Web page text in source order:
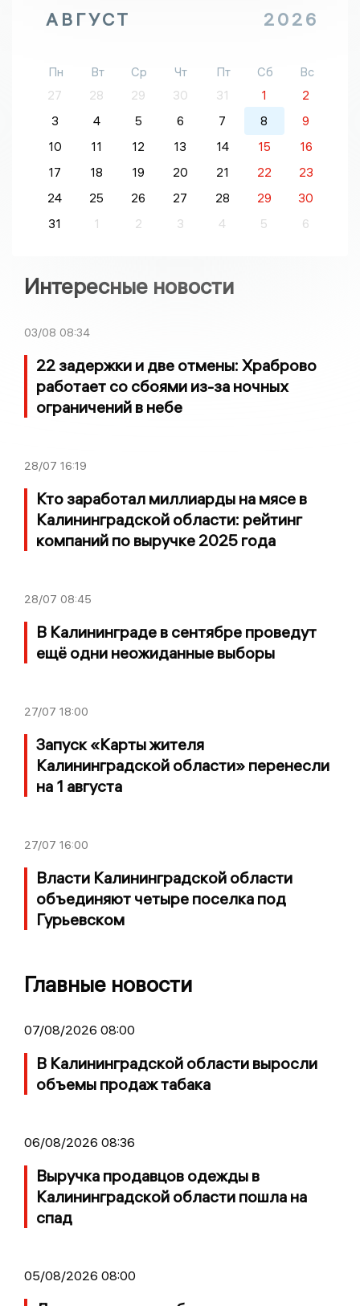
АВГУСТ 2026
Пн Вт Ср Чт Пт Сб
Вс
27
28 29 30 31 1
2
3
4 5 6 7 8
9
10
11 12 13 14 15
16
17
18 19 20 21 22
23
24
25 26 27 28 29
30
31
1 2 3 4 5 6
Интересные новости
03/08 08:34
22 задержки и две отмены: Храброво
работает со сбоями из-за ночных
ограничений в небе
28/07 16:19
Кто заработал миллиарды на мясе в
Калининградской области: рейтинг
компаний по выручке 2025 года
28/07 08:45
В Калининграде в сентябре проведут
ещё одни неожиданные выборы
27/07 18:00
Запуск «Карты жителя
Калининградской области» перенесли
на 1 августа
27/07 16:00
Власти Калининградской области
объединяют четыре поселка под
Гурьевском
Главные новости
07/08/2026 08:00
В Калининградской области выросли
объемы продаж табака
06/08/2026 08:36
Выручка продавцов одежды в
Калининградской области пошла на
спад
05/08/2026 08:00